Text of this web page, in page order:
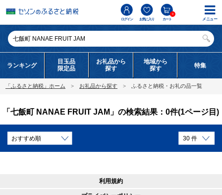
ログイン お気に入り カート
0
ランキング
目玉品
限定品
お礼品から
探す
地域から
探す
特集
「ふるさと納税」ホーム お礼品から探す ふるさと納税・お礼の品一覧
「七飯町 NANAE FRUIT JAM」の検索結果：0件(1ページ目)
利用規約
メニュー